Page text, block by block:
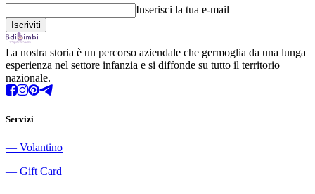
Inserisci la tua e-mail
La nostra storia è un percorso aziendale che germoglia da una lunga
esperienza nel settore infanzia e si diffonde su tutto il territorio
nazionale.
Servizi
― Volantino
― Gift Card